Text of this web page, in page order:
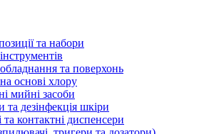
та набори
та поверхонь
основі хлору
мийні засоби
дезінфекція шкіри
та контактні диспенсери